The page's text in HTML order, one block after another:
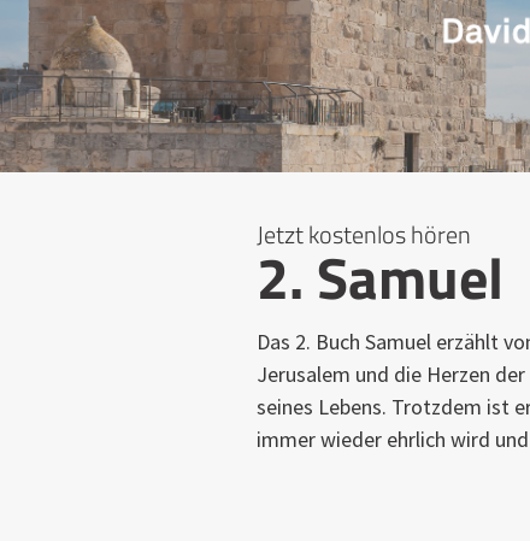
Jetzt kostenlos hören
2. Samuel
Das 2. Buch Samuel erzählt
Jerusalem und die Herzen
seines Lebens. Trotzdem ist
immer wieder ehrlich wird